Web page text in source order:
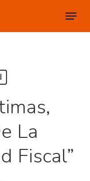
Menu
La
Fiscal”
Close